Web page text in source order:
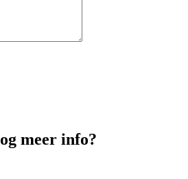
meer info?